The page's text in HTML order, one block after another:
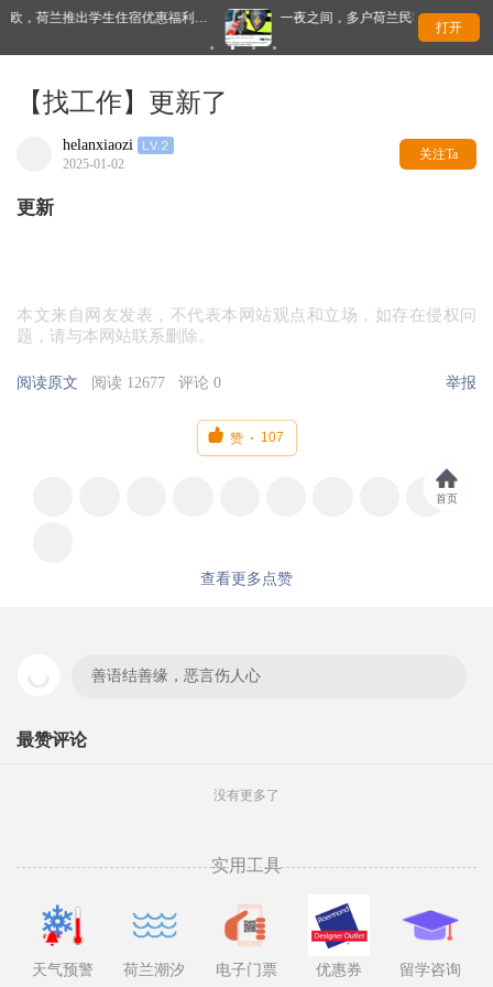
优惠福利… 一夜之间，多户荷兰民宅被喷满脏话，只因支持难民…
打开
【找工作】更新了
helanxiaozi
2025-01-02
关注Ta
更新
本文来自网友发表，不代表本网站观点和立场，如存在侵权问
题，请与本网站联系删除。
阅读原文 阅读 12677 评论 0 举报
 赞 107
查看更多点赞
善语结善缘，恶言伤人心
最赞评论
没有更多了
首页
实用工具
天气预警 荷兰潮汐 电子门票 优惠券 留学咨询